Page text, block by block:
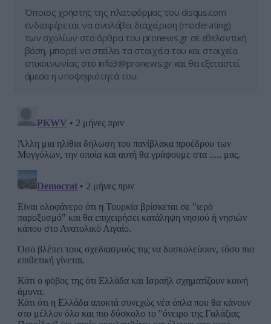
Όποιος χρήστης της πλατφόρμας του disqus.com
ενδιαφέρεται να αναλάβει διαχείριση (moderating)
των σχολίων στα άρθρα του pronews.gr σε εθελοντική
βάση, μπορεί να στείλει τα στοιχεία του και στοιχεία
επικοινωνίας στο info3@pronews.gr και θα εξεταστεί
άμεσα η υποψηφιότητά του.